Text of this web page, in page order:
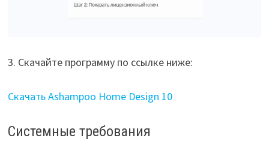
3. Скачайте программу по ссылке ниже:
Скачать Ashampoo Home Design 10
Системные требования